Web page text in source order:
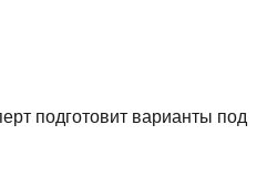
подготовит варианты под